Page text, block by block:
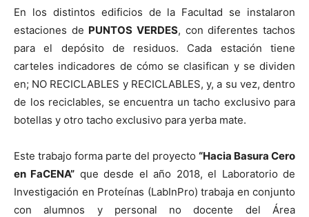
En los distintos edificios de la Facultad se instalaron
estaciones de PUNTOS VERDES, con diferentes tachos
para el depósito de residuos. Cada estación tiene
carteles indicadores de cómo se clasifican y se dividen
en; NO RECICLABLES y RECICLABLES, y, a su vez, dentro
de los reciclables, se encuentra un tacho exclusivo para
botellas y otro tacho exclusivo para yerba mate.
Este trabajo forma parte del proyecto “Hacia Basura Cero
en FaCENA” que desde el año 2018, el Laboratorio de
Investigación en Proteínas (LabInPro) trabaja en conjunto
con alumnos y personal no docente del Área